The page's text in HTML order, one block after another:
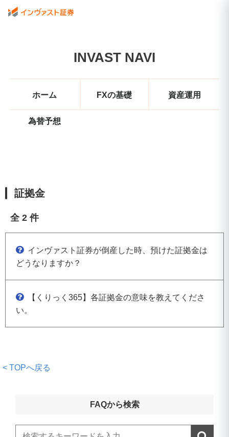
INVAST NAVI
ホーム FXの基礎 資産運用
為替予想
証拠金
全 2 件
インヴァスト証券が倒産した時、預けた証拠金は
どうなりますか？
【くりっく365】各証拠金の意味を教えてくださ
い。
< TOPへ戻る
FAQから検索